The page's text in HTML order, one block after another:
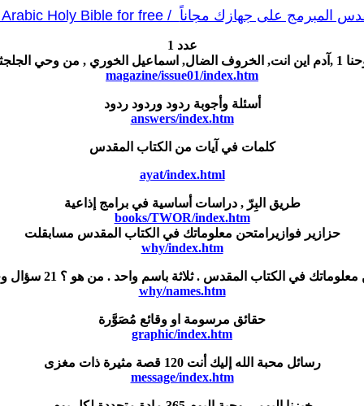
Holy Bible for free / المبرمج على جهازك مجاناً
عدد
الضال, اسماعيل الخوري , من وحي الجلجثة
magazine/issue01/index.htm
أسئلة وأجوبة ردود وردود ردود
answers/index.htm
كلمات في آيات من الكتاب المقدس
ayat/index.html
طريق البِرّ , دراسات أساسية في برامج إذاعية
books/TWOR/index.htm
حزازير فوازيرامتحن معلوماتك في الكتاب المقدس مسابقلت
why/index.htm
في الكتاب المقدس . ثلاثة باسم واحد . من هو ؟ 21 سؤال وجواب
why/names.htm
حقائق مرسومة او وقائع مُصَوَّرة
graphic/index.htm
رسائل محبة الله إليك أنت 120 قصة مثيرة ذات مغزى
message/index.htm